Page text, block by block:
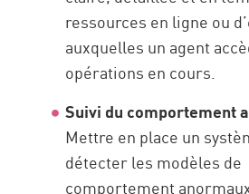
ressources en ligne ou
auxquelles un agent
opérations en cours.
Suivi du comportement
Mettre en place un
détecter les modèles de
comportement